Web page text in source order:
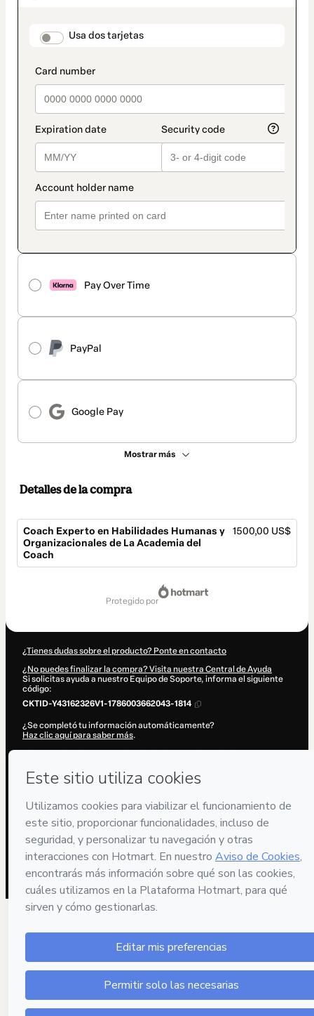
payment_data.section_title_v2
Usa dos tarjetas
Pay Over Time
PayPal
Google Pay
Mostrar más
seleccionado
Detalles de la compra
Coach Experto en Habilidades Humanas y
Organizacionales de La Academia del
Coach
1500,00 US$
protegido por
¿Tienes dudas sobre el producto? Ponte en contacto
¿No puedes finalizar la compra? Visita nuestra Central de Ayuda
Si solicitas ayuda a nuestro Equipo de Soporte, informa el siguiente
código:
CKTID-Y43162326V1-1786003662043-1814
¿Se completó tu información automáticamente?
Haz clic aquí para saber más.
responsabilidad por el contenido y/o control sobre él; (ii) acepto los
Términos de Uso de Hotmart,Políticas de Privacidad
un tutor legal.
Más información sobre tu compraaquí.
Hotmart ©2026 - Todos los derechos reservados